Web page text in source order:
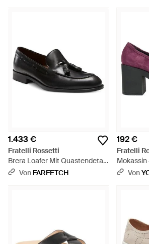
1.433 €
Fratelli Rossetti
Brera Loafer Mit Quastendetail
- Schwarz
Von FARFETCH
192 €
Fratelli
Mokassin
Von